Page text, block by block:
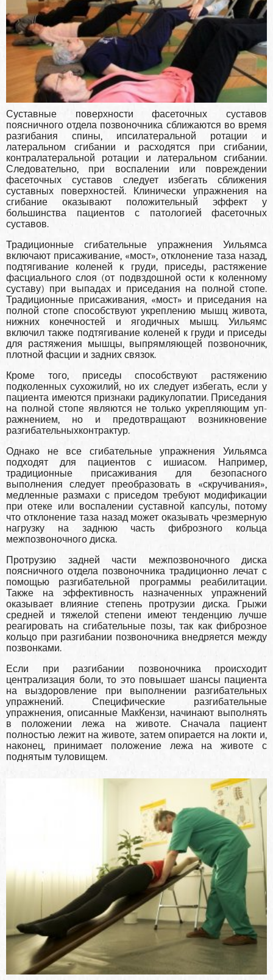
Суставные поверхности фасеточных суставов
поясничного отдела позвоночника сближаются во время
разгибания спины, ипсилатеральной ротации и
латеральном сгибании и расходятся при сгибании,
контралатеральной ротации и ла­теральном сгибании.
Следовательно, при воспа­лении или повреждении
фасеточных суставов следует избегать сближения
суставных поверхно­стей. Клинически упражнения на
сгибание ока­зывают положительный эффект у
большинства пациентов с патологией фасеточных
суставов.
Традиционные сгибательные упражнения Уильямса
включают присаживание, «мост», от­клонение таза назад,
подтягивание коленей к гру­ди, приседы, растяжение
фасциального слоя (от подвздошной ости к коленному
суста­ву) при выпадах и приседания на полной стопе.
Традиционные присаживания, «мост» и при­седания на
полной стопе способствуют укрепле­нию мышц живота,
нижних конечностей и яго­дичных мышц. Уильямс
включил также подтяги­вание коленей к груди и приседы
для растяжения мышцы, выпрямляющей позвоночник,
плотной фасции и задних связок.
Кроме того, приседы спо­собствуют растяжению
подколенных сухожилий, но их следует избегать, если у
пациента имеются признаки радикулопатии. Приседания
на пол­ной стопе являются не только укрепляющим уп­
ражнением, но и предотвращают возникновение
разгибательныхконтрактур.
Однако не все сгибательные упражнения Уильямса
подходят для пациентов с ишиасом. На­пример,
традиционные присаживания для безо­пасного
выполнения следует преобразовать в «скручивания»,
медлен­ные размахи с приседом требуют модификации
при отеке или воспалении суставной капсулы, по­тому
что отклонение таза назад может оказывать чрезмерную
нагрузку на заднюю часть фиброз­ного кольца
межпозвоночного диска.
Протрузию задней части межпозвоночного диска
поясничного отдела позвоночника тради­ционно лечат с
помощью разгибательной программы реабилитации.
Также на эффектив­ность назначенных упражнений
оказывает вли­яние степень протрузии диска. Грыжи
средней и тяжелой степени имеют тенденцию лучше
реа­гировать на сгибательные позы, так как фиброз­ное
кольцо при разгибании позвоночника вне­дряется между
позвонками.
Если при разгибании позвоночника происхо­дит
централизация боли, то это повышает шан­сы пациента
на выздоровление при выполнении разгибательных
упражнений. Специфические разгибательные
упражнения, описанные Мак­Кензи, начинают выполнять
в положении лежа на животе. Сначала пациент
полностью лежит на животе, затем опирается на локти и,
на­конец, принимает положение лежа на животе с
поднятым туловищем.